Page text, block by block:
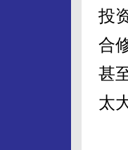
投
合
甚
太